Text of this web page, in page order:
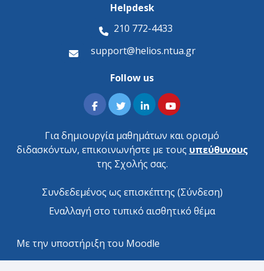
Helpdesk
210 772-4433
support@helios.ntua.gr
Follow us
Για δημιουργία μαθημάτων και ορισμό
διδασκόντων, επικοινωνήστε με τους υπεύθυνους
της Σχολής σας.
Συνδεδεμένος ως επισκέπτης (Σύνδεση)
Εναλλαγή στο τυπικό αισθητικό θέμα
Με την υποστήριξη του Moodle